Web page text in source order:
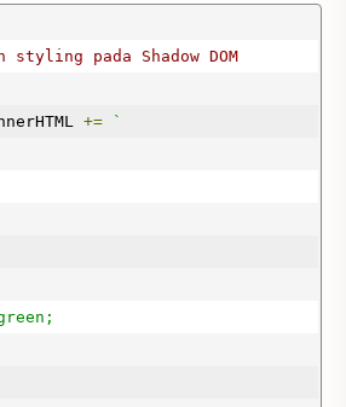
styling pada Shadow DOM
+= `